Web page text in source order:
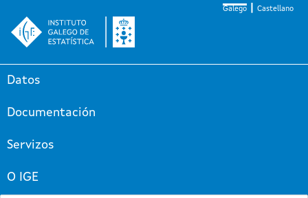
Galego Castellano
Datos
Documentación
Servizos
O IGE